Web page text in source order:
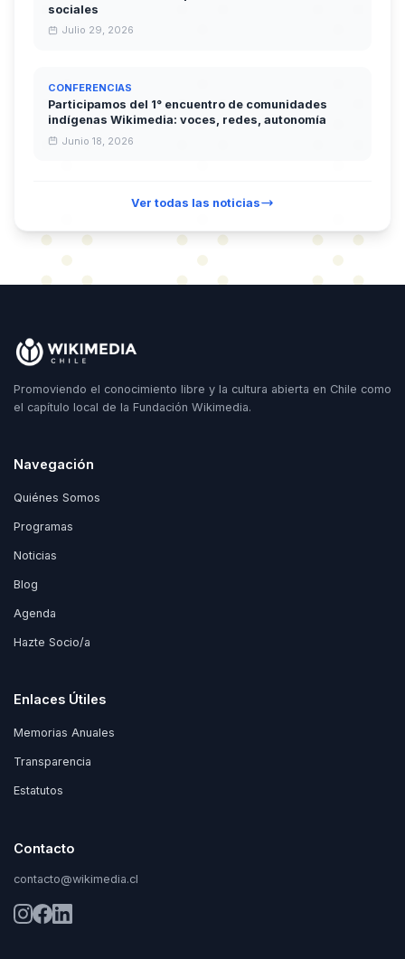
sociales
Julio 29, 2026
CONFERENCIAS
Participamos del 1° encuentro de comunidades
indígenas Wikimedia: voces, redes, autonomía
Junio 18, 2026
Ver todas las noticias
Promoviendo el conocimiento libre y la cultura abierta en Chile como
el capítulo local de la Fundación Wikimedia.
Navegación
Quiénes Somos
Programas
Noticias
Blog
Agenda
Hazte Socio/a
Enlaces Útiles
Memorias Anuales
Transparencia
Estatutos
Contacto
contacto@wikimedia.cl